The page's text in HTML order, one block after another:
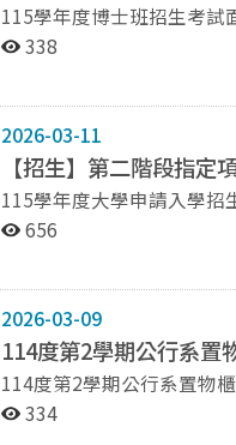
338
2026-03-11
【招生】第二階段指定
656
2026-03-09
114度第2學期公行系置
114度第2學期公行系置物櫃申請結果 一、獲得申請： 如為上學期已申請借用
申請同學，請向系辦詢問置物櫃號，
334